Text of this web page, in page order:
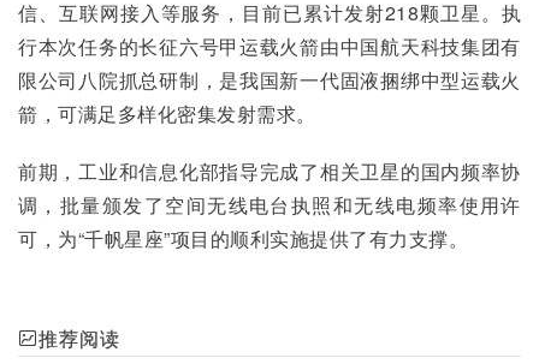
信、互联网接入等服务，目前已累计发射218颗卫星。执
行本次任务的长征六号甲运载火箭由中国航天科技集团有
限公司八院抓总研制，是我国新一代固液捆绑中型运载火
箭，可满足多样化密集发射需求。
前期，工业和信息化部指导完成了相关卫星的国内频率协
调，批量颁发了空间无线电台执照和无线电频率使用许
可，为“千帆星座”项目的顺利实施提供了有力支撑。
推荐阅读